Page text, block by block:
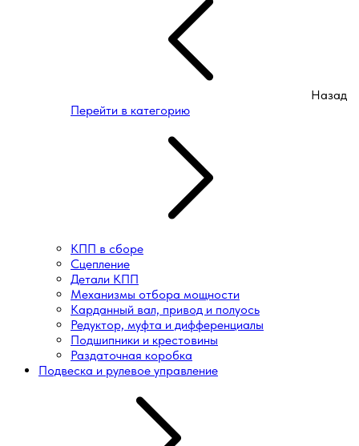
Назад
Перейти в категорию
КПП в сборе
Сцепление
Детали КПП
Механизмы отбора мощности
Карданный вал, привод и полуось
Редуктор, муфта и дифференциалы
Подшипники и крестовины
Раздаточная коробка
Подвеска и рулевое управление